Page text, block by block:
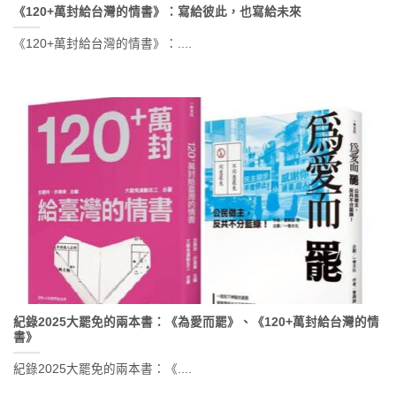
《120+萬封給台灣的情書》：寫給彼此，也寫給未來
《120+萬封給台灣的情書》：....
紀錄2025大罷免的兩本書：《為愛而罷》、《120+萬封給台灣的情
書》
紀錄2025大罷免的兩本書：《....